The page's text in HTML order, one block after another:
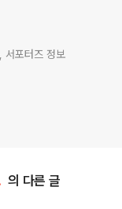
서포터즈 정보
의 다른 글